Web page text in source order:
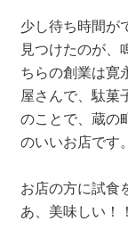
少し待ち時間が
見つけたのが、
ちらの創業は寛
屋さんで、駄菓
のことで、蔵の
のいいお店です。
お店の方に試食
あ、美味しい！！